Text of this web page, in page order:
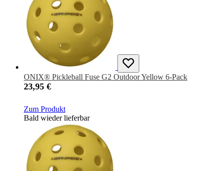
ONIX® Pickleball Fuse G2 Outdoor Yellow 6-Pack
23,95 €
Zum Produkt
Bald wieder lieferbar